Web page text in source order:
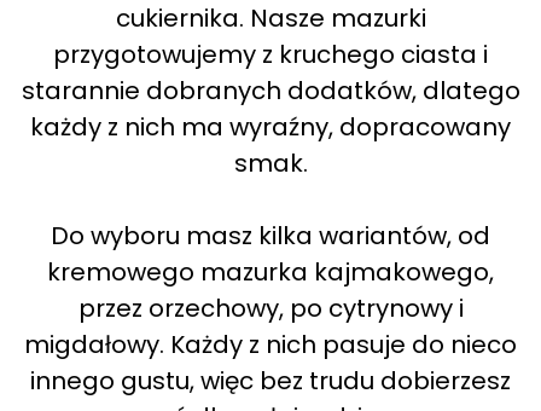
cukiernika. Nasze mazurki
przygotowujemy z kruchego ciasta i
starannie dobranych dodatków, dlatego
każdy z nich ma wyraźny, dopracowany
smak.
Do wyboru masz kilka wariantów, od
kremowego mazurka kajmakowego,
przez orzechowy, po cytrynowy i
migdałowy. Każdy z nich pasuje do nieco
innego gustu, więc bez trudu dobierzesz